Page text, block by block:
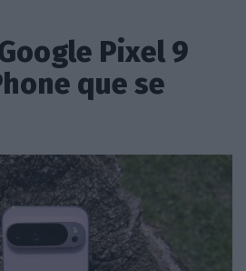
Pixel 9
que se